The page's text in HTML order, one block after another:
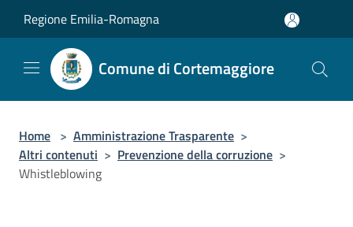
Regione Emilia-Romagna
Comune di Cortemaggiore
Home > Amministrazione Trasparente >
Altri contenuti > Prevenzione della corruzione >
Whistleblowing